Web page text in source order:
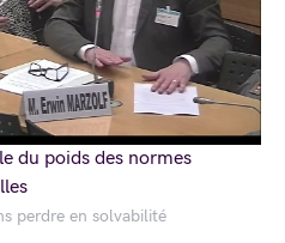
perdre en solvabilité
du poids des normes